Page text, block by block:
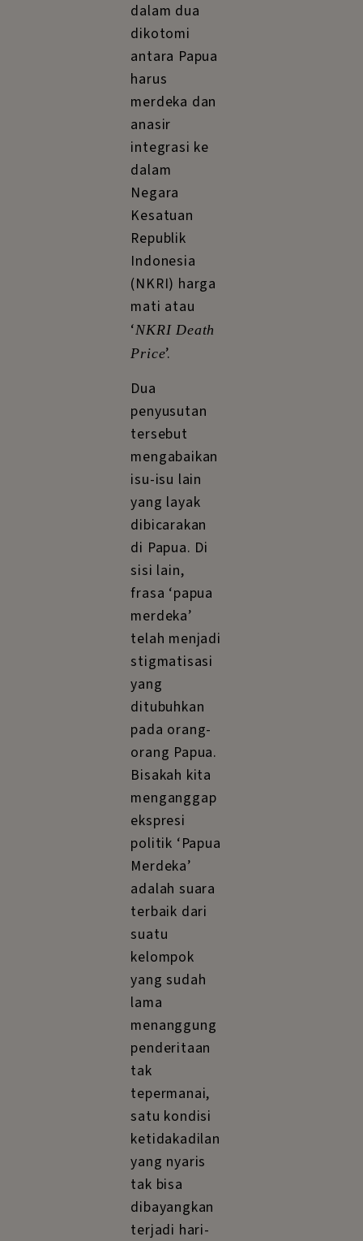
dalam dua
dikotomi
antara Papua
harus
merdeka dan
anasir
integrasi ke
dalam
Negara
Kesatuan
Republik
Indonesia
(NKRI) harga
mati atau
‘NKRI Death
Price’.
Dua
penyusutan
tersebut
mengabaikan
isu-isu lain
yang layak
dibicarakan
di Papua. Di
sisi lain,
frasa ‘papua
merdeka’
telah menjadi
stigmatisasi
yang
ditubuhkan
pada orang-
orang Papua.
Bisakah kita
menganggap
ekspresi
politik ‘Papua
Merdeka’
adalah suara
terbaik dari
suatu
kelompok
yang sudah
lama
menanggung
penderitaan
tak
tepermanai,
satu kondisi
ketidakadilan
yang nyaris
tak bisa
dibayangkan
terjadi hari-